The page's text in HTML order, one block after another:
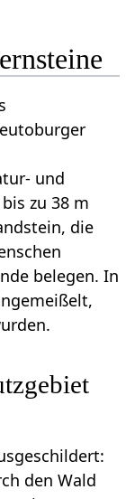
und
zu 38 m
die
belegen. In
den Wald